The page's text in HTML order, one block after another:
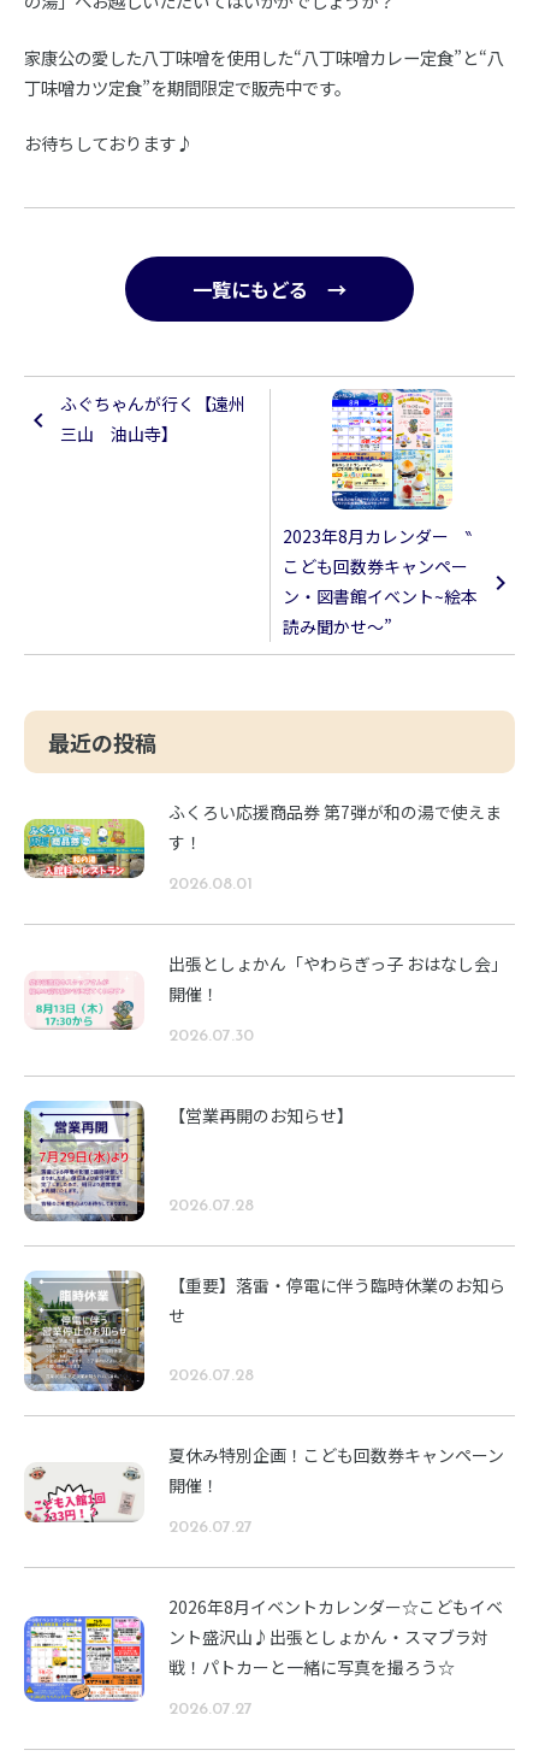
家康公の愛した八丁味噌を使用した“八丁味噌カレー定食”と“八
丁味噌カツ定食”を期間限定で販売中です。
お待ちしております♪
一覧にもどる →
ふぐちゃんが行く【遠州
三山 油山寺】
2023年8月カレンダー ‶
こども回数券キャンペー
ン・図書館イベント~絵本
読み聞かせ～”
最近の投稿
ふくろい応援商品券 第7弾が和の湯で使えま
す！
2026.08.01
出張としょかん「やわらぎっ子 おはなし会」
開催！
2026.07.30
【営業再開のお知らせ】
2026.07.28
【重要】落雷・停電に伴う臨時休業のお知ら
せ
2026.07.28
夏休み特別企画！こども回数券キャンペーン
開催！
2026.07.27
2026年8月イベントカレンダー☆こどもイベ
ント盛沢山♪出張としょかん・スマブラ対
戦！パトカーと一緒に写真を撮ろう☆
2026.07.27